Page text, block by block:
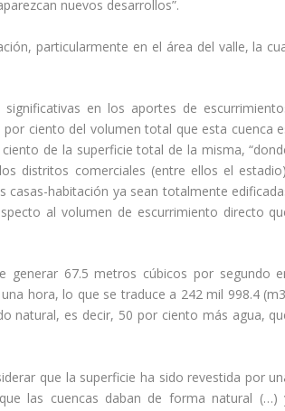
nuevos desarrollos”.
particularmente en el área del valle, la
en los aportes de
ciento del volumen total que esta cuenca
de la superficie total de la misma,
distritos comerciales (entre ellos el
casas-habitación ya sean totalmente
al volumen de escurrimiento directo
generar 67.5 metros cúbicos por segundo
hora, lo que se traduce a 242 mil 998.4
natural, es decir, 50 por ciento más agua,
que la superficie ha sido revestida por
las cuencas daban de forma natural (…)